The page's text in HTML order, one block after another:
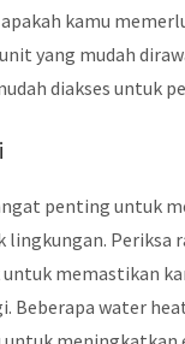
kamu
yang mudah
diakses untuk
penting untuk
lingkungan. Periksa
untuk memastikan
Beberapa water